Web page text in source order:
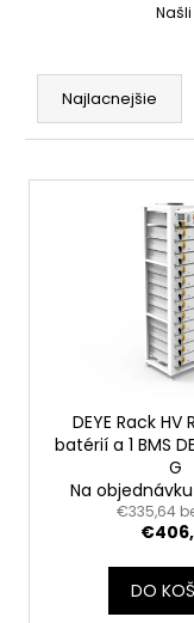
R
d
Najlacnejšie
V
DEYE Rack HV
batérií a 1 BMS
G
Na
€335,64
DO
GOODWE GW10K-
€1 000